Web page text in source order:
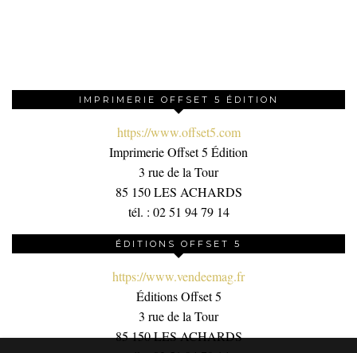
IMPRIMERIE OFFSET 5 ÉDITION
https://www.offset5.com
Imprimerie Offset 5 Édition
3 rue de la Tour
85 150 LES ACHARDS
tél. : 02 51 94 79 14
ÉDITIONS OFFSET 5
https://www.vendeemag.fr
Éditions Offset 5
3 rue de la Tour
85 150 LES ACHARDS